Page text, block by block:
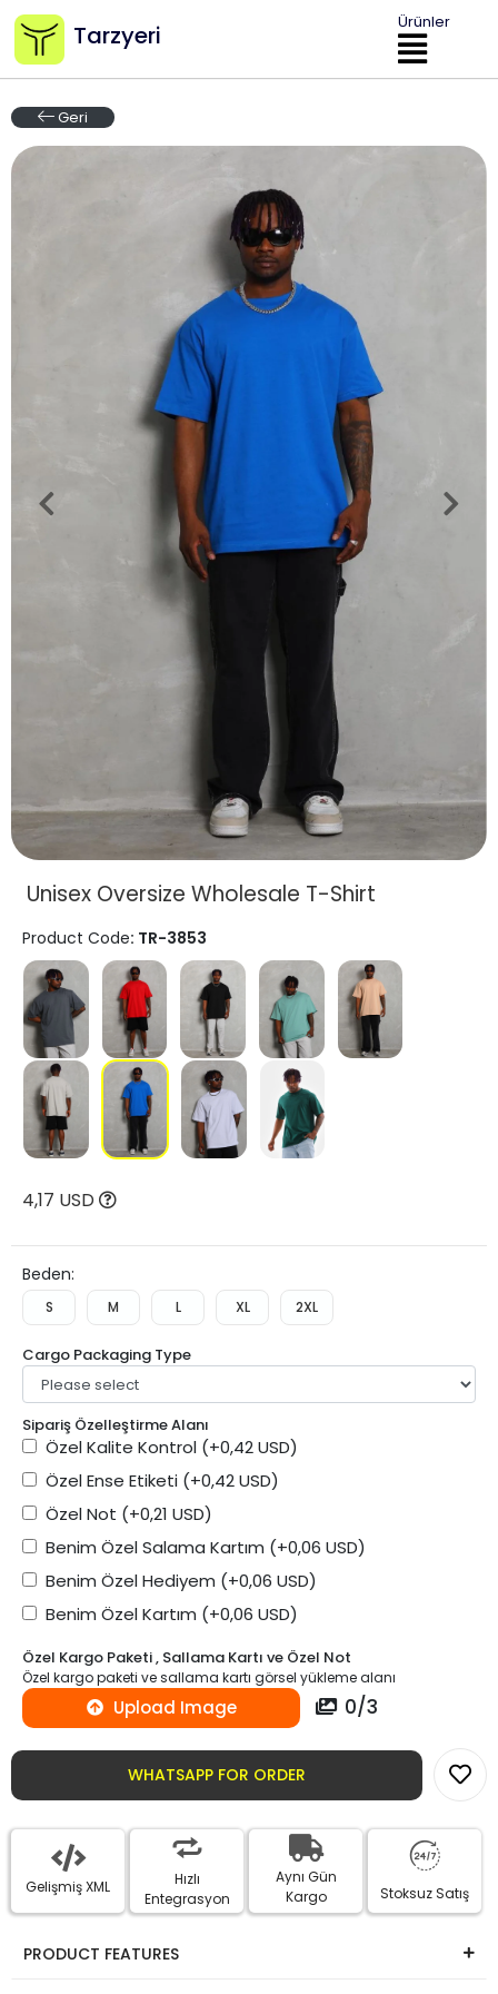
Tarzyeri Ürünler
Geri
Unisex Oversize Wholesale T-Shirt
Product Code: TR-3853
4,17 USD
Beden:
S M L XL 2XL
Cargo Packaging Type
Sipariş Özelleştirme Alanı
Özel Kalite Kontrol (+0,42 USD)
Özel Ense Etiketi (+0,42 USD)
Özel Not (+0,21 USD)
Benim Özel Salama Kartım (+0,06 USD)
Benim Özel Hediyem (+0,06 USD)
Benim Özel Kartım (+0,06 USD)
Özel Kargo Paketi , Sallama Kartı ve Özel Not
Özel kargo paketi ve sallama kartı görsel yükleme alanı
Upload Image 0/3
WHATSAPP FOR ORDER
Gelişmiş XML
Hızlı
Entegrasyon
Aynı Gün
Kargo
Stoksuz Satış
PRODUCT FEATURES